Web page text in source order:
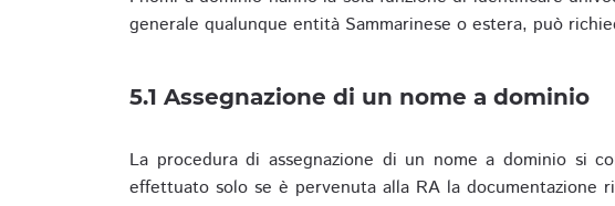
generale qualunque entità Sammarinese o estera, può
5.1 Assegnazione di un nome a dominio
La procedura di assegnazione di un nome a dominio si
effettuato solo se è pervenuta alla RA la